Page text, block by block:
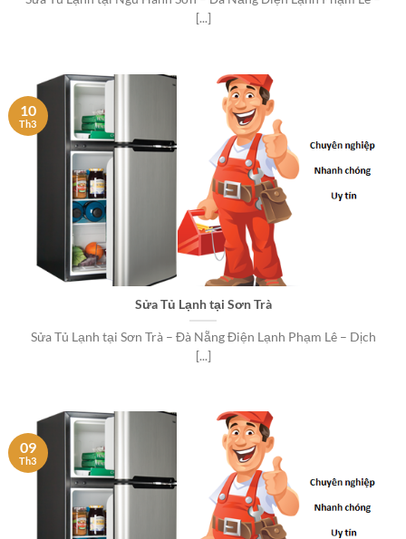
[...]
Sửa Tủ Lạnh tại Sơn Trà
Sửa Tủ Lạnh tại Sơn Trà – Đà Nẵng Điện Lạnh Phạm Lê – Dịch
[...]
10
Th3
09
Th3